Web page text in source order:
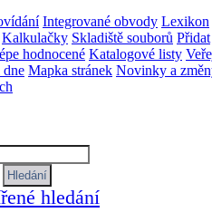
Integrované obvody Lexikon
Kalkulačky Skladiště souborů Přidat
hodnocené Katalogové listy
dne Mapka stránek Novinky a
hledání